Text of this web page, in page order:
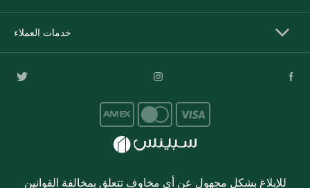
خدمات العملاء
للإبلاغ بشكل مجهول عن أي مخاوف تتعلق بمخالفة القوانين